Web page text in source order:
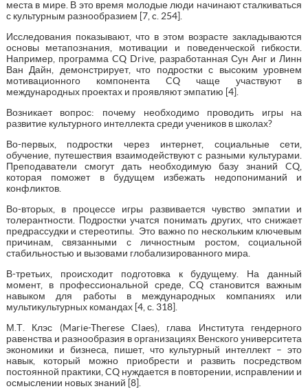
места в мире. В это время молодые люди начинают сталкиваться
с культурным разнообразием [7, c. 254].
Исследования показывают, что в этом возрасте закладываются
основы метапознания, мотивации и поведенческой гибкости.
Например, программа CQ Drive, разработанная Сун Анг и Линн
Ван Дайн, демонстрирует, что подростки с высоким уровнем
мотивационного компонента CQ чаще участвуют в
международных проектах и проявляют эмпатию [4].
Возникает вопрос: почему необходимо проводить игры на
развитие культурного интеллекта среди учеников в школах?
Во-первых, подростки через интернет, социальные сети,
обучение, путешествия взаимодействуют с разными культурами.
Преподаватели смогут дать необходимую базу знаний CQ,
которая поможет в будущем избежать недопониманий и
конфликтов.
Во-вторых, в процессе игры развивается чувство эмпатии и
толерантности. Подростки учатся понимать других, что снижает
предрассудки и стереотипы. Это важно по нескольким ключевым
причинам, связанными с личностным ростом, социальной
стабильностью и вызовами глобализированного мира.
В-третьих, происходит подготовка к будущему. На данный
момент, в профессиональной среде, CQ становится важным
навыком для работы в международных компаниях или
мультикультурных командах [4, с. 318].
М.Т. Клэс (Marie-Therese Claes), глава Института гендерного
равенства и разнообразия в организациях Венского университета
экономики и бизнеса, пишет, что культурный интеллект – это
навык, который можно приобрести и развить посредством
постоянной практики, CQ нуждается в повторении, исправлении и
осмыслении новых знаний [8].